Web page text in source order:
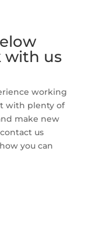
with us
working
with plenty of
make new
us
you can